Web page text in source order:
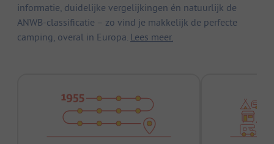
informatie, duidelijke vergelijkingen én natuurlijk de
ANWB-classificatie – zo vind je makkelijk de perfecte
camping, overal in Europa. Lees meer.